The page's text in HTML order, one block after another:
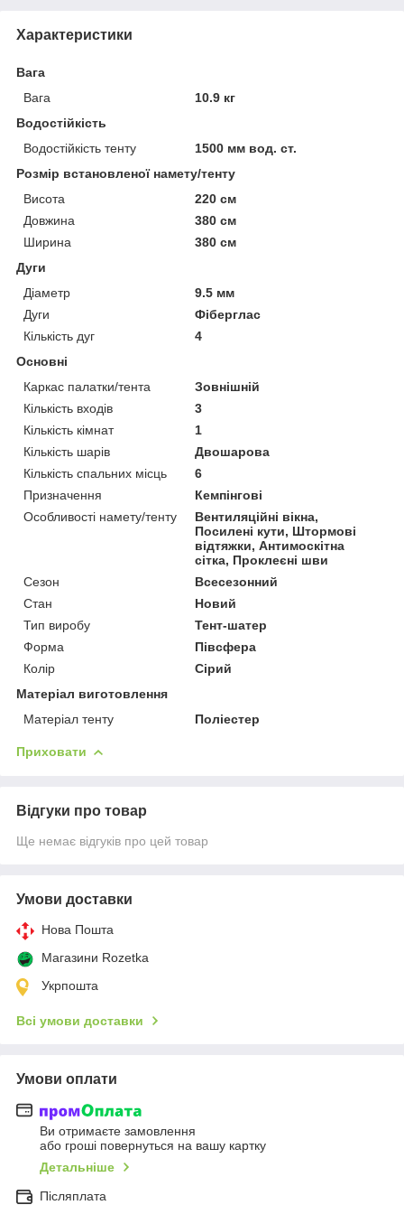
Характеристики
Вага
Вага
10.9 кг
Водостійкість
Водостійкість тенту
1500 мм вод. ст.
Розмір встановленої намету/тенту
Висота
220 см
Довжина
380 см
Ширина
380 см
Дуги
Діаметр
9.5 мм
Дуги
Фіберглас
Кількість дуг
4
Основні
Каркас палатки/тента
Зовнішній
Кількість входів
3
Кількість кімнат
1
Кількість шарів
Двошарова
Кількість спальних місць
6
Призначення
Кемпінгові
Особливості намету/тенту
Вентиляційні вікна,
Посилені кути, Штормові
відтяжки, Антимоскітна
сітка, Проклеєні шви
Сезон
Всесезонний
Стан
Новий
Тип виробу
Тент-шатер
Форма
Півсфера
Колір
Сірий
Матеріал виготовлення
Матеріал тенту
Поліестер
Приховати
Відгуки про товар
Ще немає відгуків про цей товар
Умови доставки
Нова Пошта
Магазини Rozetka
Укрпошта
Всі умови доставки
Умови оплати
Ви отримаєте замовлення
або гроші повернуться на вашу картку
Детальніше
Післяплата